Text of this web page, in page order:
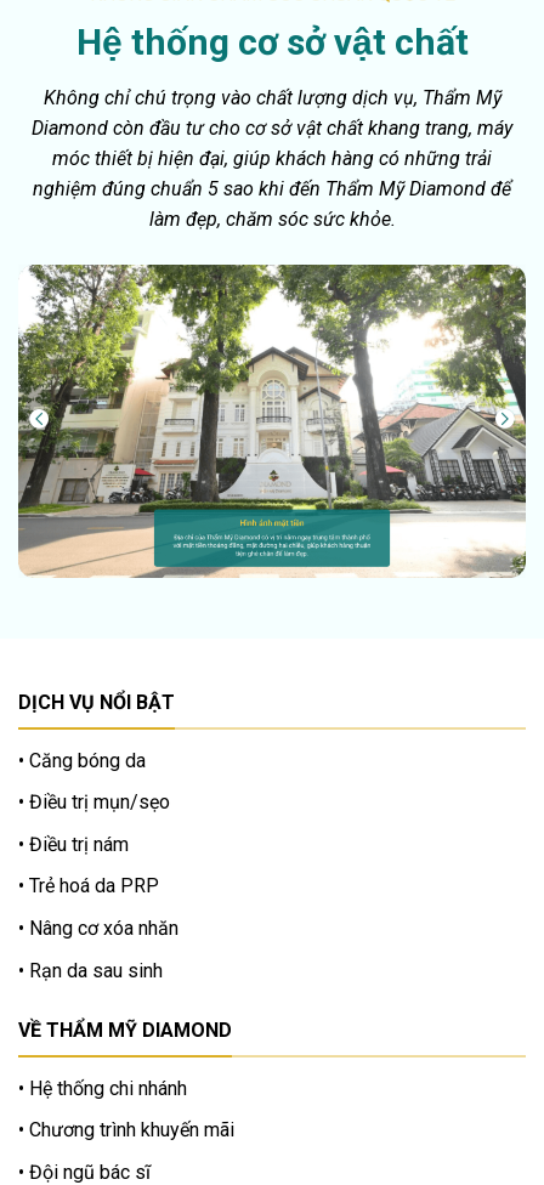
Hệ thống cơ sở vật chất
Không chỉ chú trọng vào chất lượng dịch vụ, Thẩm Mỹ
Diamond còn đầu tư cho cơ sở vật chất khang trang, máy
móc thiết bị hiện đại, giúp khách hàng có những trải
nghiệm đúng chuẩn 5 sao khi đến Thẩm Mỹ Diamond để
làm đẹp, chăm sóc sức khỏe.
DỊCH VỤ NỔI BẬT
Căng bóng da
Điều trị mụn/sẹo
Điều trị nám
Trẻ hoá da PRP
Nâng cơ xóa nhăn
Rạn da sau sinh
VỀ THẨM MỸ DIAMOND
Hệ thống chi nhánh
Chương trình khuyến mãi
Đội ngũ bác sĩ